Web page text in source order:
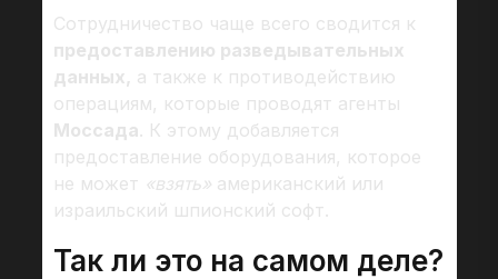
Сотрудничество чаще всего сводится к
предоставлению разведывательных
данных, а также к противодействию
операциям, которые проводят агенты
Моссада. К этому добавляется
предоставление оборудования, которое
не может «взять»американский или
израильский шпионский софт.
Так ли это на самом деле?